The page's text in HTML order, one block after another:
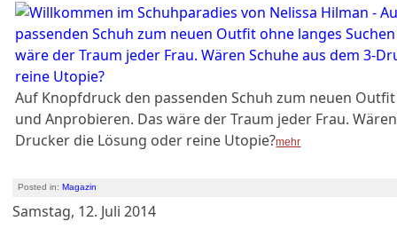
Auf Knopfdruck den passenden Schuh zum neuen
und Anprobieren. Das wäre der Traum jeder Frau.
Drucker die Lösung oder reine Utopie?mehr
Posted in:Magazin
Samstag, 12. Juli 2014